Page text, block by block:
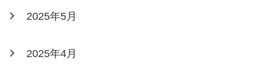
2025年5月
2025年4月